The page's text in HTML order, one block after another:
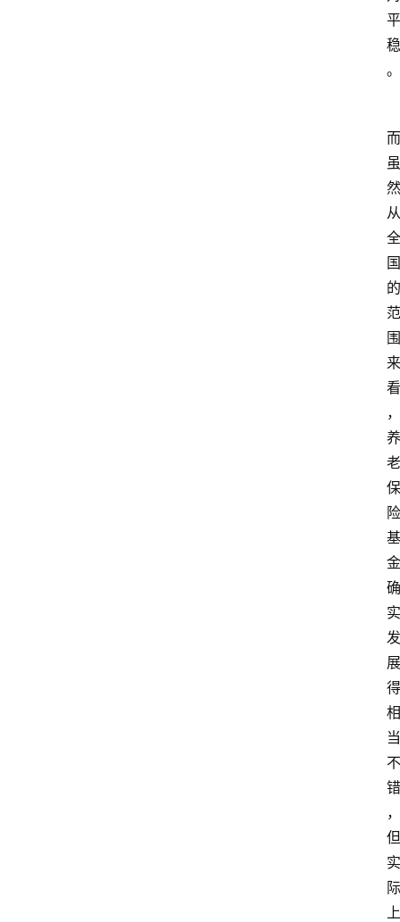
平
稳
。
而
虽
然
从
全
国
的
范
围
来
看
，
养
老
保
险
基
金
确
实
发
展
得
相
当
不
错
，
但
实
际
上